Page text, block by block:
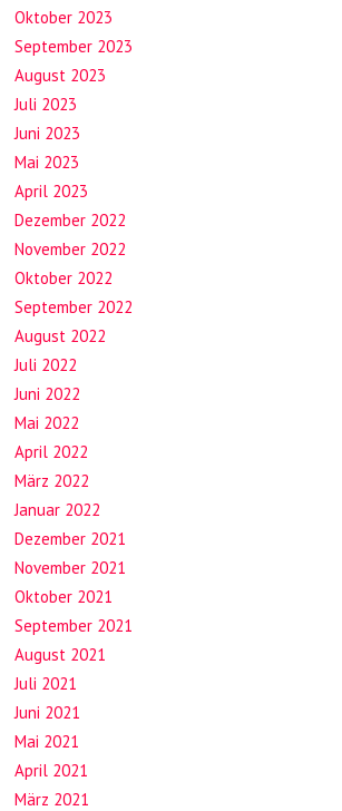
Oktober 2023
September 2023
August 2023
Juli 2023
Juni 2023
Mai 2023
April 2023
Dezember 2022
November 2022
Oktober 2022
September 2022
August 2022
Juli 2022
Juni 2022
Mai 2022
April 2022
März 2022
Januar 2022
Dezember 2021
November 2021
Oktober 2021
September 2021
August 2021
Juli 2021
Juni 2021
Mai 2021
April 2021
März 2021